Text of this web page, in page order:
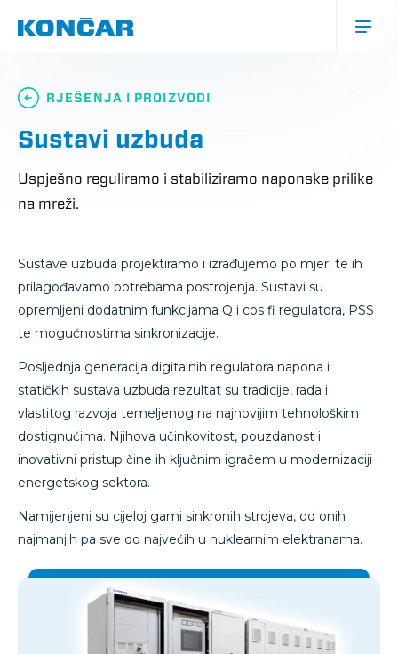
navigacija
(mobile)
RJEŠENJA I PROIZVODI
Sustavi uzbuda
Uspješno reguliramo i stabiliziramo naponske prilike
na mreži.
Sustave uzbuda projektiramo i izrađujemo po mjeri te ih
prilagođavamo potrebama postrojenja. Sustavi su
opremljeni dodatnim funkcijama Q i cos fi regulatora, PSS
te mogućnostima sinkronizacije.
Posljednja generacija digitalnih regulatora napona i
statičkih sustava uzbuda rezultat su tradicije, rada i
vlastitog razvoja temeljenog na najnovijim tehnološkim
dostignućima. Njihova učinkovitost, pouzdanost i
inovativni pristup čine ih ključnim igračem u modernizaciji
energetskog sektora.
Namijenjeni su cijeloj gami sinkronih strojeva, od onih
najmanjih pa sve do najvećih u nuklearnim elektranama.